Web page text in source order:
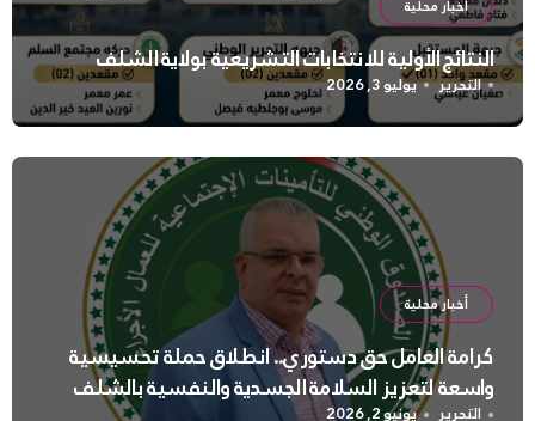
أخبار محلية
النتائج الأولية للانتخابات التشريعية بولاية الشلف
التحرير يوليو 3, 2026
أخبار محلية
كرامة العامل حق دستوري.. انطلاق حملة تحسيسية
واسعة لتعزيز السلامة الجسدية والنفسية بالشلف
التحرير يونيو 2, 2026